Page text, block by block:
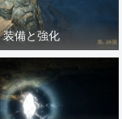
装備と強化